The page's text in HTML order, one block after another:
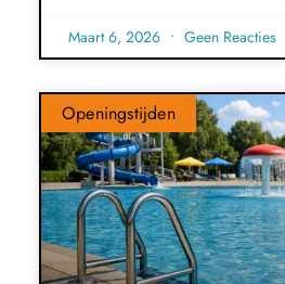
Maart 6, 2026 Geen Reacties
Openingstijden